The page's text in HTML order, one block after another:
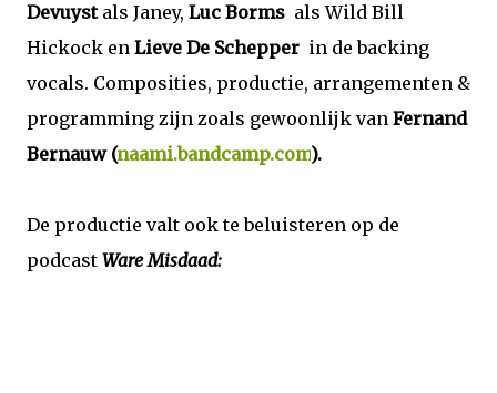
Devuystals Janey, Luc Borms als Wild Bill
Hickock en Lieve De Schepper in de backing
vocals. Composities, productie, arrangementen &
programming zijn zoals gewoonlijk van Fernand
Bernauw (naami.bandcamp.com).
De productie valt ook te beluisteren op de
podcast Ware Misdaad: